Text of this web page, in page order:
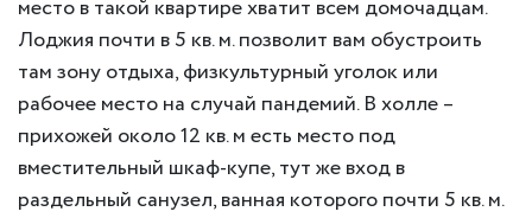
место в такой квартире хватит всем домочадцам.
Лоджия почти в 5 кв. м. позволит вам обустроить
там зону отдыха, физкультурный уголок или
рабочее место на случай пандемий. В холле –
прихожей около 12 кв. м есть место под
вместительный шкаф-купе, тут же вход в
раздельный санузел, ванная которого почти 5 кв. м.